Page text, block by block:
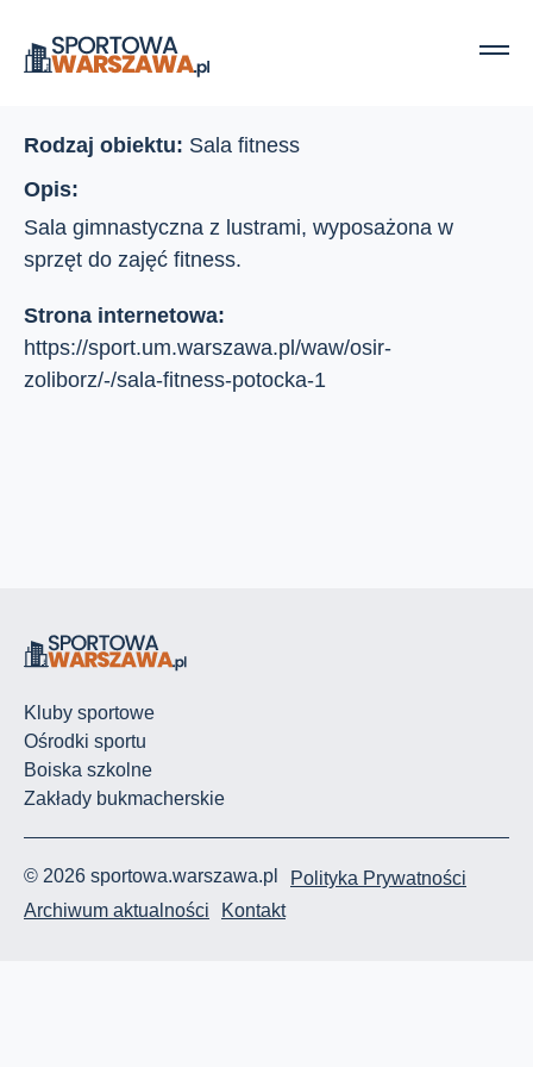
Strona główna Ośrodki sportu
Rodzaj obiektu: Sala fitness
Opis:
Sala gimnastyczna z lustrami, wyposażona w
sprzęt do zajęć fitness.
Strona internetowa:
https://sport.um.warszawa.pl/waw/osir-
zoliborz/-/sala-fitness-potocka-1
Kluby sportowe
Ośrodki sportu
Boiska szkolne
Zakłady bukmacherskie
© 2026 sportowa.warszawa.pl
Polityka Prywatności
Archiwum aktualności
Kontakt